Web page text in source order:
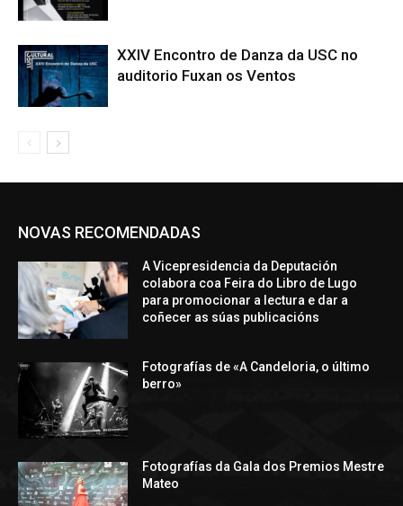
XXIV Encontro de Danza da USC no
auditorio Fuxan os Ventos
NOVAS RECOMENDADAS
A Vicepresidencia da Deputación
colabora coa Feira do Libro de Lugo
para promocionar a lectura e dar a
coñecer as súas publicacións
Fotografías de «A Candeloria, o último
berro»
Fotografías da Gala dos Premios Mestre
Mateo